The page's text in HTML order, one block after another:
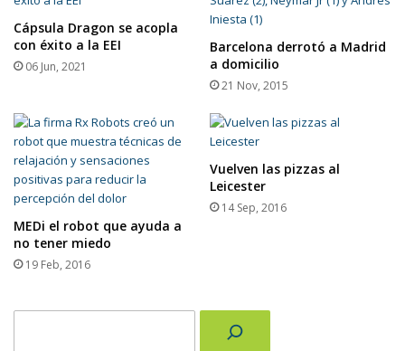
Cápsula Dragon se acopla
con éxito a la EEI
06 Jun, 2021
Barcelona derrotó a Madrid
a domicilio
21 Nov, 2015
MEDi el robot que ayuda a
no tener miedo
19 Feb, 2016
Vuelven las pizzas al
Leicester
14 Sep, 2016